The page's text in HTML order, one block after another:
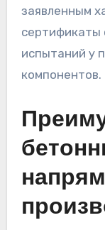
заявленным
сертификаты
испытаний у
компонентов.